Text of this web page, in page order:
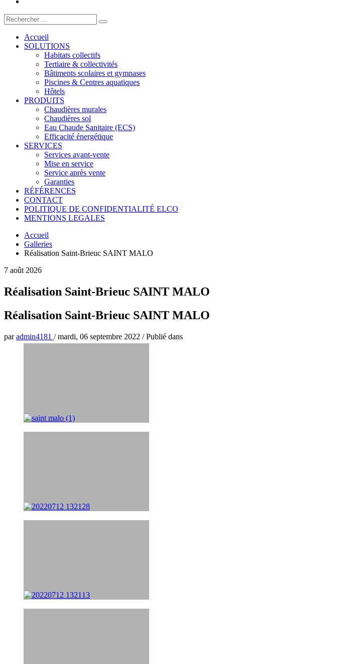
Accueil
SOLUTIONS
Habitats collectifs
Tertiaire & collectivités
Bâtiments scolaires et gymnases
Piscines & Centres aquatiques
Hôtels
PRODUITS
Chaudières murales
Chaudières sol
Eau Chaude Sanitaire (ECS)
Efficacité énergétique
SERVICES
Services avant-vente
Mise en service
Service après vente
Garanties
RÉFÉRENCES
CONTACT
POLITIQUE DE CONFIDENTIALITÉ ELCO
MENTIONS LEGALES
Accueil
Galleries
Réalisation Saint-Brieuc SAINT MALO
7 août 2026
Réalisation Saint-Brieuc SAINT MALO
Réalisation Saint-Brieuc SAINT MALO
paradmin4181 /mardi, 06 septembre 2022 /Publié dans